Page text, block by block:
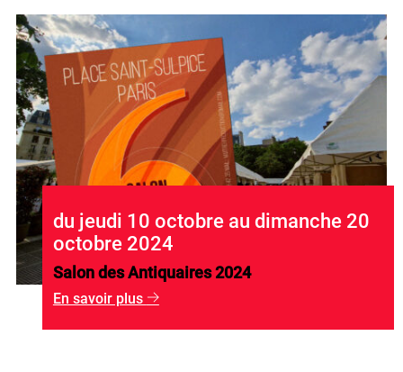
du jeudi 10 octobre au dimanche 20
octobre 2024
Salon des Antiquaires 2024
En savoir plus g